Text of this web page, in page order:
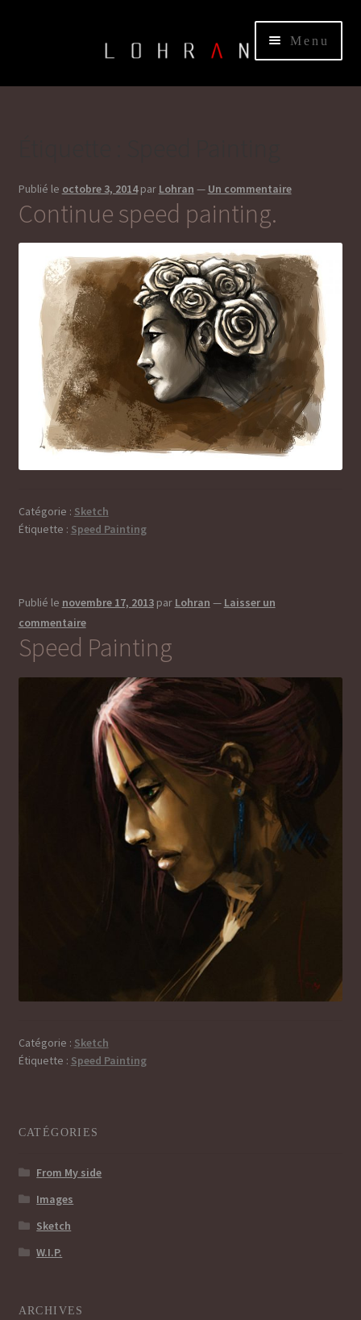
navigation
Menu
HOME
CONTACT
SHOP
le
menu
enfant
Publié le octobre 3, 2014 par Lohran — Un commentaire
Continue speed painting.
Catégorie : Sketch
Étiquette : Speed Painting
Publié le novembre 17, 2013 par Lohran — Laisser un
commentaire
Speed Painting
Catégorie : Sketch
Étiquette : Speed Painting
CATÉGORIES
From My side
Images
Sketch
W.I.P.
ARCHIVES